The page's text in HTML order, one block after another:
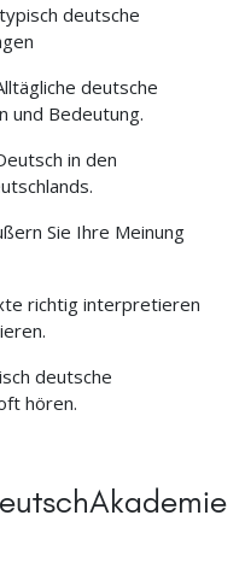
deutsche
deutsche
und Bedeutung.
in den
Sie Ihre Meinung
richtig interpretieren
deutsche
hören.